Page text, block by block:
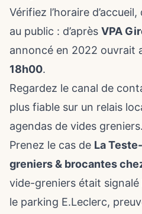
Vérifiez l’horaire
au public : d’après VPA
annoncé en 2022 ouvrait
18h00.
Regardez le canal de
plus fiable sur un relais
agendas de vides greniers.
Prenez le cas de La
greniers & brocantes
vide-greniers était signalé
le parking E.Leclerc,